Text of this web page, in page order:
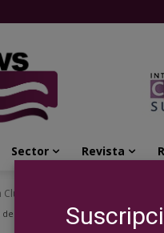
Sector Revista
Club Paradise Island, el primer club
2025